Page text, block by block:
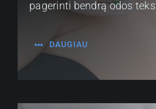
pagerinti bendrą odos
DAUGIAU